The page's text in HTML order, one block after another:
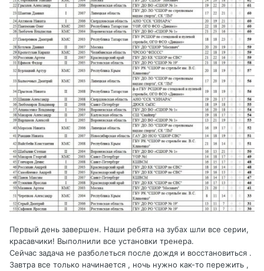
Первый день завершен. Наши ребята на зубах шли все серии,
красавчики! Выполнили все установки тренера.
Сейчас задача не разболеться после дождя и восстановиться .
Завтра все только начинается , ночь нужно как-то пережить ,